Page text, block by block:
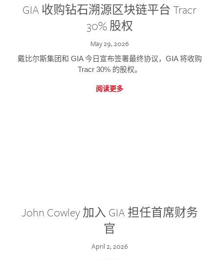
GIA 收购钻石溯源区块链平台 Tracr
30% 股权
May 29, 2026
戴比尔斯集团和 GIA 今日宣布签署最终协议，GIA 将收购
Tracr 30% 的股权。
阅读更多
John Cowley 加入 GIA 担任首席财务
官
April 2, 2026